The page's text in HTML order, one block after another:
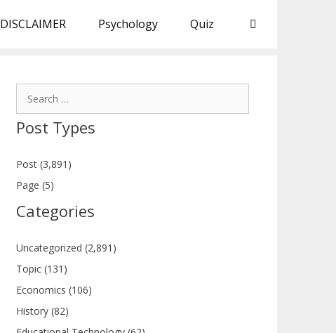
DISCLAIMER Psychology Quiz
Post Types
Post (3,891)
Page (5)
Categories
Uncategorized (2,891)
Topic (131)
Economics (106)
History (82)